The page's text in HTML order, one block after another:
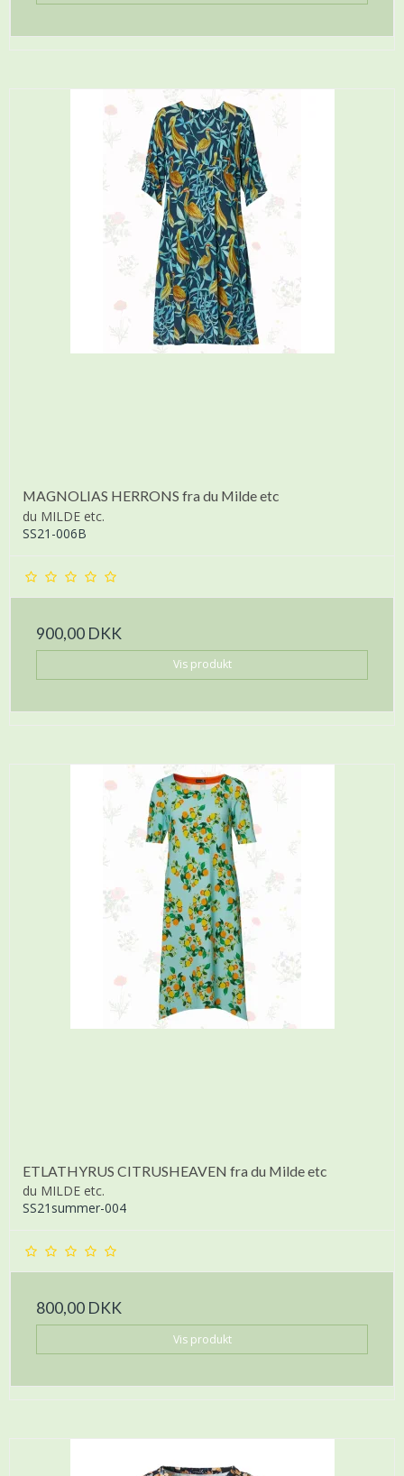
MAGNOLIAS HERRONS fra du Milde etc
du MILDE etc.
SS21-006B
900,00 DKK
Vis produkt
ETLATHYRUS CITRUSHEAVEN fra du Milde etc
du MILDE etc.
SS21summer-004
800,00 DKK
Vis produkt